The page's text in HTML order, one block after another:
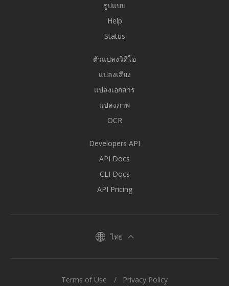
รูปแบบ
Help
Status
ตัวแปลงวิดีโอ
แปลงเสียง
แปลงเอกสาร
แปลงภาพ
OCR
Developers API
API Docs
CLI Docs
API Pricing
ไทย
Terms of Use Privacy Policy